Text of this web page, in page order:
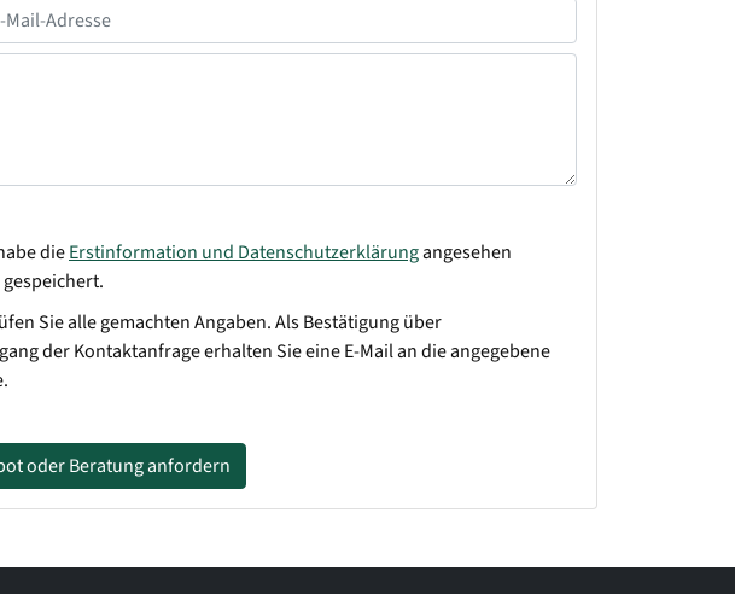
dieErstinformation und Datenschutzerklärungangesehen
Sie alle gemachten Angaben. Als Bestätigung über
der Kontaktanfrage erhalten Sie eine E-Mail an die angegebene
oder Beratung anfordern